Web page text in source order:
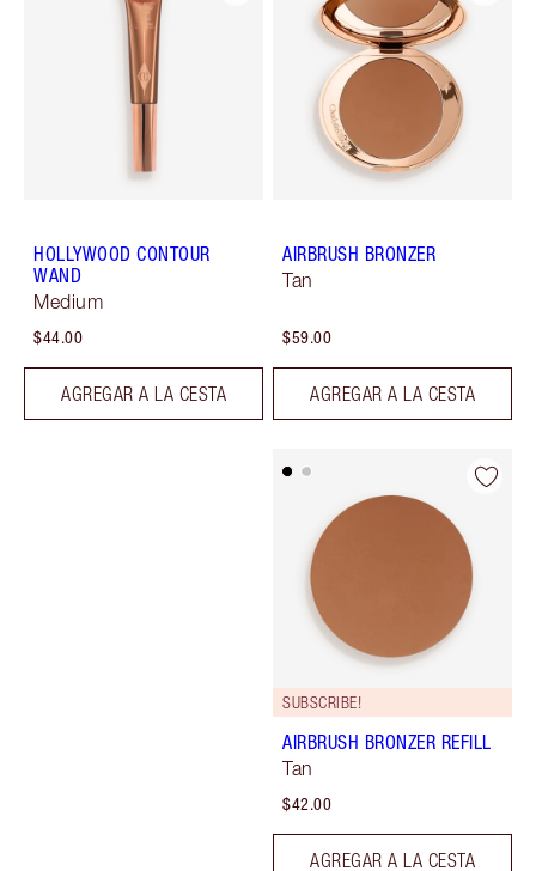
HOLLYWOOD CONTOUR
WAND
Medium
$44.00
AGREGAR A LA CESTA
AIRBRUSH BRONZER
Tan
$59.00
AGREGAR A LA CESTA
SUBSCRIBE!
AIRBRUSH BRONZER REFILL
Tan
$42.00
AGREGAR A LA CESTA